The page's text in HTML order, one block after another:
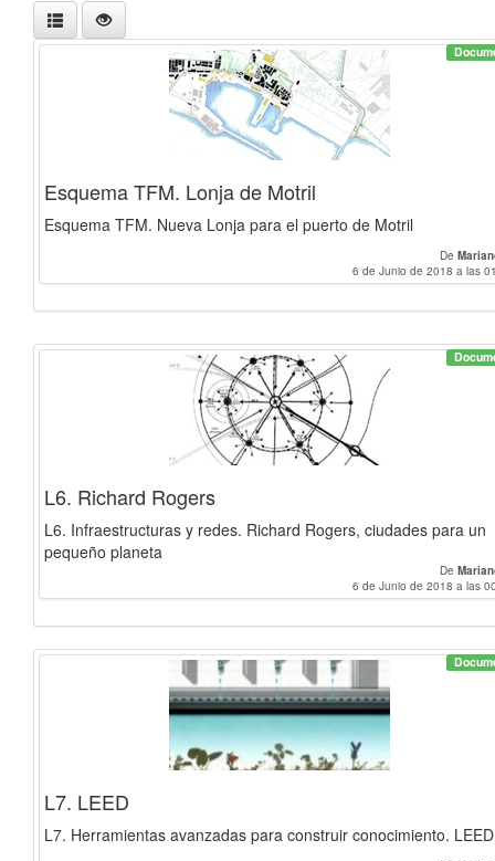
Esquema TFM. Lonja de Motril
Esquema TFM. Nueva Lonja para el puerto de Motril
De
6 de Junio de 2018 a las
L6. Richard Rogers
L6. Infraestructuras y redes. Richard Rogers, ciudades para un
pequeño planeta
De
6 de Junio de 2018 a las
L7. LEED
L7. Herramientas avanzadas para construir conocimiento. LEED